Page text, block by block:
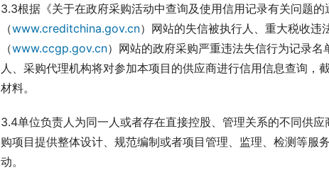
3.3根据《关于在政府采购活动中查询及使用信用记录有关问题
（www.creditchina.gov.cn）网站的失信被执行人、重大税收违
（www.ccgp.gov.cn）网站的政府采购严重违法失信行为记录
人、采购代理机构将对参加本项目的供应商进行信用信息查询，
材料。
3.4单位负责人为同一人或者存在直接控股、管理关系的不同供
购项目提供整体设计、规范编制或者项目管理、监理、检测等服
动。